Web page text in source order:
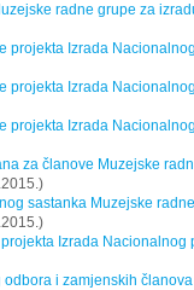
radne grupe za
projekta Izrada
projekta Izrada
projekta Izrada
za članove Muzejske
sastanka Muzejske
Izrada
i zamjenskih